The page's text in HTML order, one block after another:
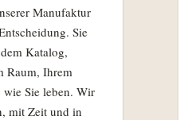
Manufaktur
Sie
Katalog,
Raum, Ihrem
Sie leben. Wir
mit Zeit und in